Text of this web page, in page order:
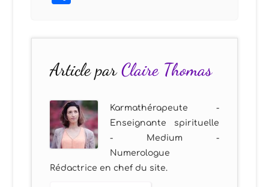
Article parClaire Thomas
Karmathérapeute -
Enseignante spirituelle
- Medium -
Numerologue
Rédactrice en chef du site.